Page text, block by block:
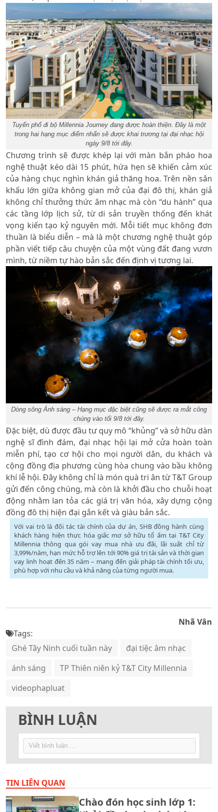
Tuyến phố đi bộ Millennia Journey đang được hoàn thiện. Đây là một
trong hai hạng mục điểm nhấn sẽ được khai trương tại đại nhạc hội
ngày 9/8 tới đây.
Chương trình sẽ được khép lại với màn bắn pháo hoa
nghệ thuật kéo dài 15 phút, hứa hẹn sẽ khiến cảm xúc
của hàng chục nghìn khán giả thăng hoa. Trên nền sân
khấu lớn giữa không gian mở của đại đô thị, khán giả
không chỉ thưởng thức âm nhạc mà còn “du hành” qua
các tầng lớp lịch sử, từ di sản truyền thống đến khát
vọng kiến tạo kỷ nguyên mới. Mỗi tiết mục không đơn
thuần là biểu diễn – mà là một chương nghệ thuật góp
phần viết tiếp câu chuyện của một vùng đất đang vươn
mình, từ niềm tự hào bản sắc đến định vị tương lai.
Dòng sông Ánh sáng – Hạng mục đặc biệt cũng sẽ được ra mắt công
chúng vào tối 9/8 tới đây.
Đặc biệt, dù được đầu tư quy mô “khủng” và sở hữu dàn
nghệ sĩ đình đám, đại nhạc hội lại mở cửa hoàn toàn
miễn phí, tạo cơ hội cho mọi người dân, du khách và
cộng đồng địa phương cùng hòa chung vào bầu không
khí lễ hội. Đây không chỉ là món quà tri ân từ T&T Group
gửi đến công chúng, mà còn là khởi đầu cho chuỗi hoạt
động nhằm lan tỏa các giá trị văn hóa, xây dựng cộng
đồng đô thị hiện đại gắn kết và giàu bản sắc.
Với vai trò là đối tác tài chính của dự án, SHB đồng hành cùng
khách hàng hiện thực hóa giấc mơ sở hữu tổ ấm tại T&T City
Millennia thông qua gói vay mua nhà ưu đãi, lãi suất chỉ từ
3,99%/năm, hạn mức hỗ trợ lên tới 90% giá trị tài sản và thời gian
vay linh hoạt đến 35 năm – mang đến giải pháp tài chính tối ưu,
phù hợp với nhu cầu và khả năng của từng người mua.
Nhã Vân
Tags:
Ghé Tây Ninh cuối tuần này
đại tiệc âm nhạc
ánh sáng
TP Thiên niên kỷ T&T City Millennia
videophapluat
BÌNH LUẬN
TIN LIÊN QUAN
Chào đón học sinh lớp 1: